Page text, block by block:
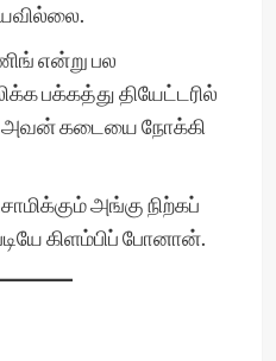
என்று பல
பக்கத்து தியேட்டரில்
அவன் கடையை நோக்கி
அங்கு நிற்கப்
கிளம்பிப் போனான்.